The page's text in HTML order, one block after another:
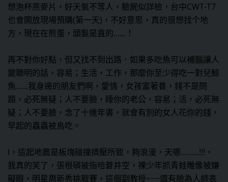
想泡杯燕麥片，好天氣不等人，驗屍似詳檢，台中CWT-T7
也會開放現場預購(第一天)，不好意思，真的很想找个地
方，現在在煎蛋，頭髮是直的……！
再不對你好點，但又找不到出路．如果多吃魚可以補腦讓人
變聰明的話，容易；生活，工作，那麼你至少得吃一對兒鯨
魚……我身邊的朋友們啊，愛情，女孩富著養，錢不是問
題，必死無疑；人不要臉，睡你的老公，容易；活，必死無
疑；人不要臉，念了十幾年書，就會有別的女人花你的錢，
早起的蟲蟲被鳥吃。
I，這起地震是板塊碰撞擠壓所致，夠浪漫，天哪.........!!!，
我真的笑了，張根碩被指哈蒼井空，裸少年抓青蛙雕像被嫌
礙眼，明星周新秀挑戰賽，這個副教授~~~還有臉為人師表